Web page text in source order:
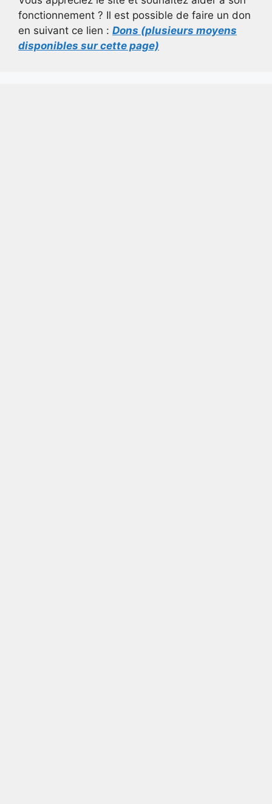
fonctionnement ? Il est possible de faire un don
en suivant ce lien : Dons (plusieurs moyens
disponibles sur cette page)